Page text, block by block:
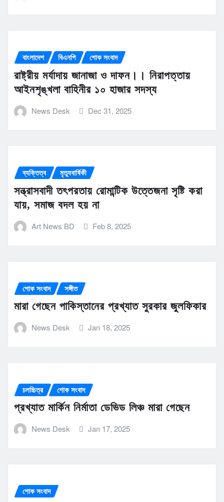
বাংলাদেশ বিএনপি শোক সংবাদ
রাষ্ট্রীয় মর্যাদায় জানাজা ও দাফন।। নিরাপত্তায়
আইনশৃঙ্খলা বাহিনীর ১০ হাজার সদস্য
News Desk Dec 31, 2025
ব্যক্তিত্ব মৃত্যুবার্ষিকী
সন্ত্রাসবাদী তৎপরতায় রোমান্টিক উত্তেজনা সৃষ্টি করা
যায়, সমাজ বদল হয় না
Art News BD Feb 8, 2025
শোক সংবাদ সঙ্গীত
মারা গেছেন পাকিস্তানের প্রখ্যাত সুরকার জুলফিকার
News Desk Jan 18, 2025
চলচ্চিত্র শোক সংবাদ
প্রখ্যাত মার্কিন নির্মাতা ডেভিড লিঞ্চ মারা গেছেন
News Desk Jan 17, 2025
শোক সংবাদ